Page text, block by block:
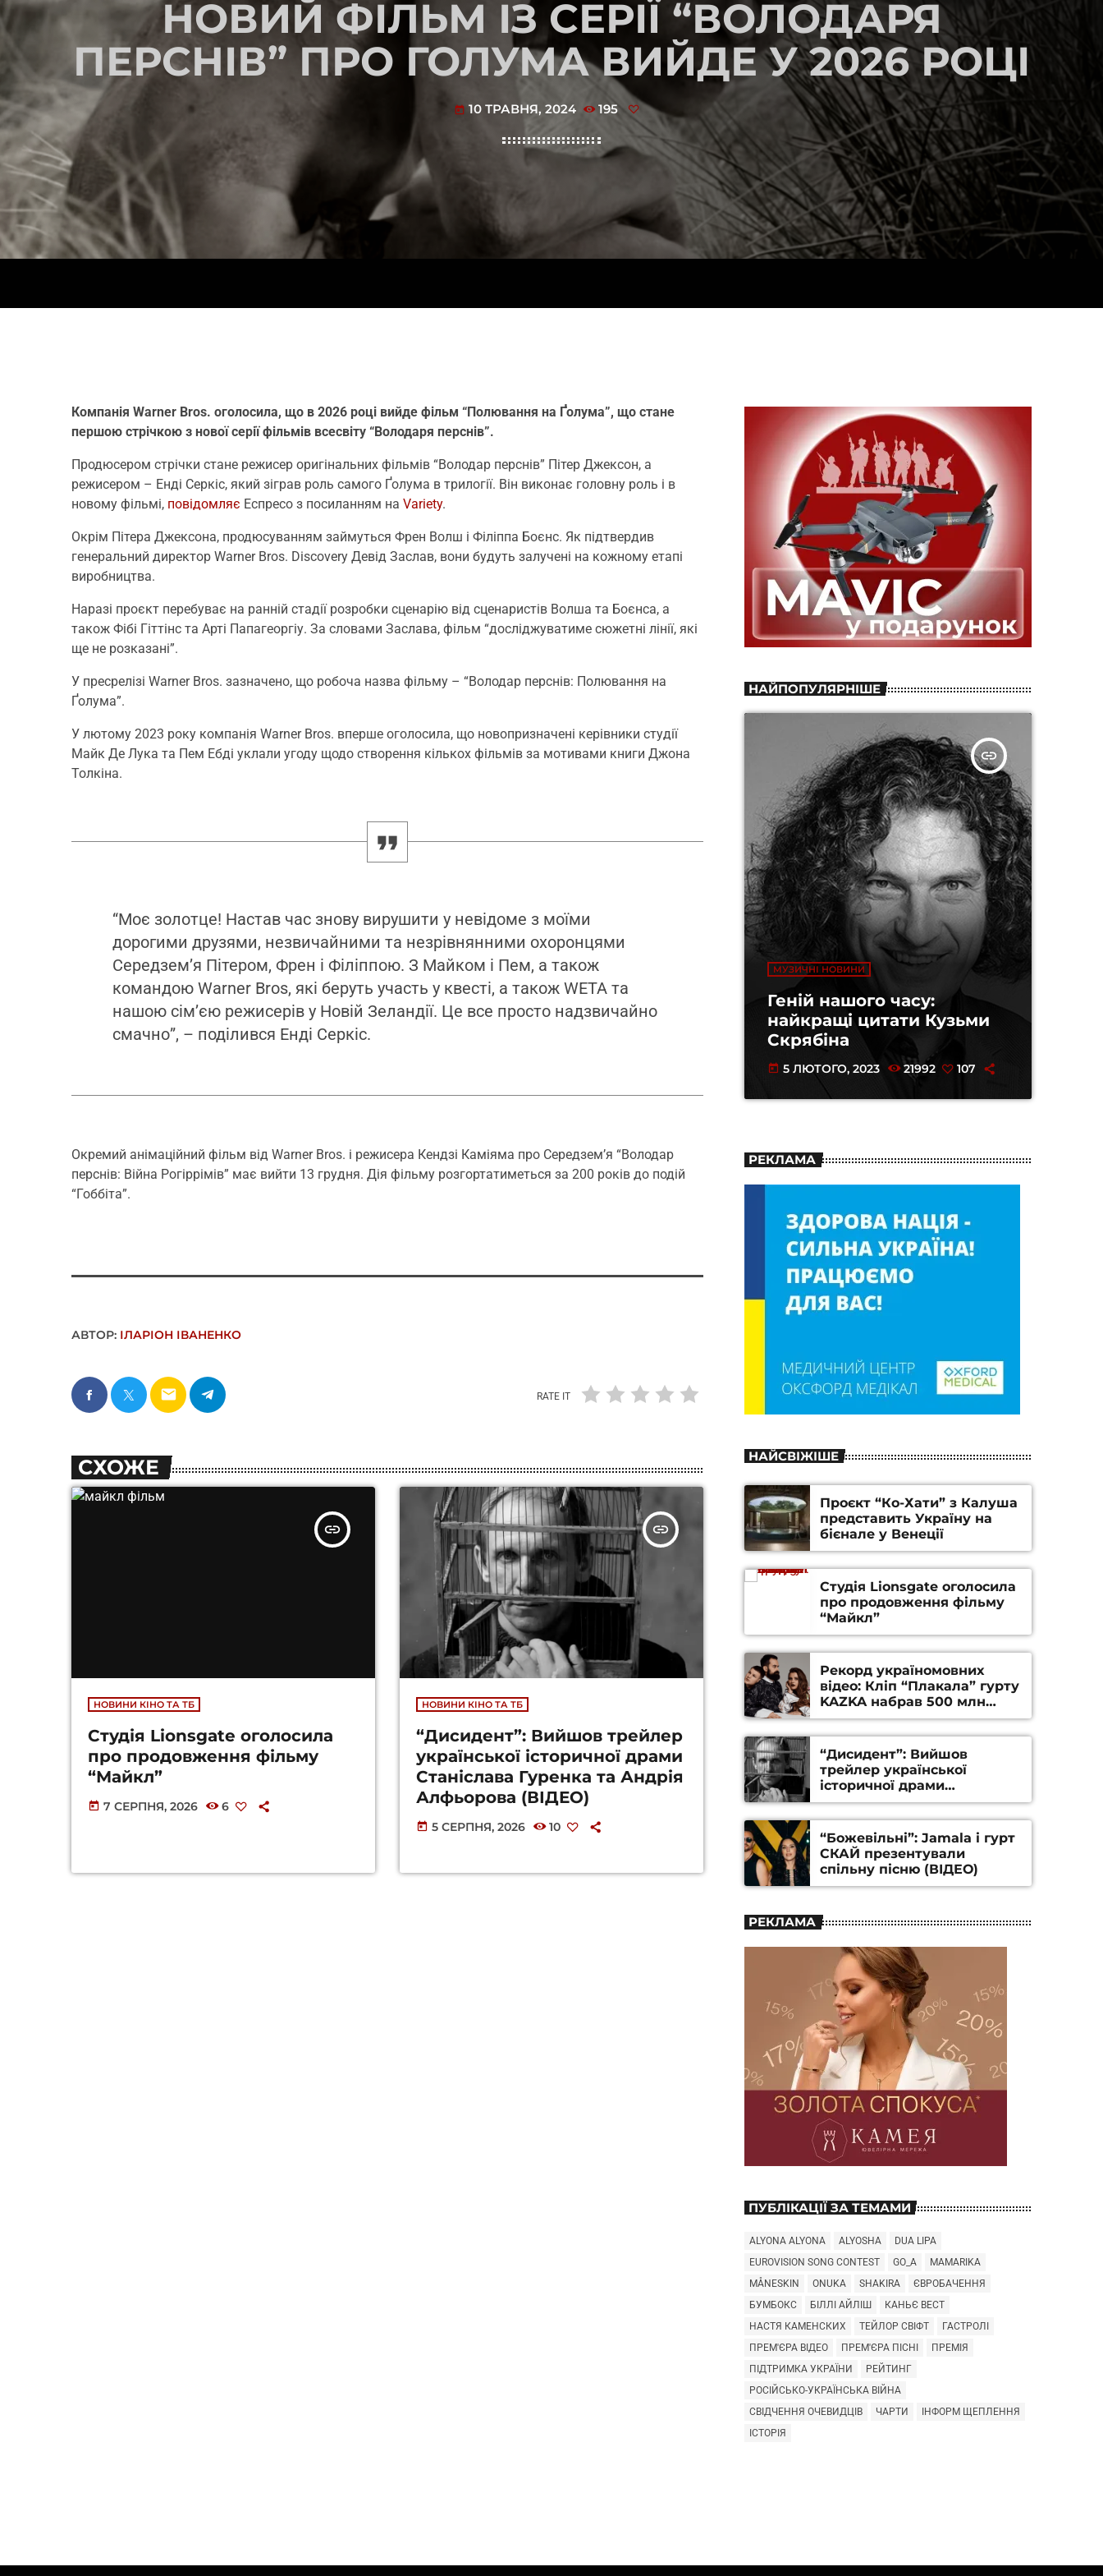
НОВИЙ ФІЛЬМ ІЗ СЕРІЇ “ВОЛОДАРЯ
ПЕРСНІВ” ПРО ГОЛУМА ВИЙДЕ У 2026 РОЦІ
today 10 ТРАВНЯ, 2024 195
Компанія Warner Bros. оголосила, що в 2026 році вийде фільм “Полювання на Ґолума”, що стане
першою стрічкою з нової серії фільмів всесвіту “Володаря перснів”.
Продюсером стрічки стане режисер оригінальних фільмів “Володар перснів” Пітер Джексон, а
режисером – Енді Серкіс, який зіграв роль самого Ґолума в трилогії. Він виконає головну роль і в
новому фільмі, повідомляє Еспресо з посиланням на Variety.
Окрім Пітера Джексона, продюсуванням займуться Френ Волш і Філіппа Боєнс. Як підтвердив
генеральний директор Warner Bros. Discovery Девід Заслав, вони будуть залучені на кожному етапі
виробництва.
Наразі проєкт перебуває на ранній стадії розробки сценарію від сценаристів Волша та Боєнса, а
також Фібі Гіттінс та Арті Папагеоргіу. За словами Заслава, фільм “досліджуватиме сюжетні лінії, які
ще не розказані”.
У пресрелізі Warner Bros. зазначено, що робоча назва фільму – “Володар перснів: Полювання на
Ґолума”.
У лютому 2023 року компанія Warner Bros. вперше оголосила, що новопризначені керівники студії
Майк Де Лука та Пем Ебді уклали угоду щодо створення кількох фільмів за мотивами книги Джона
Толкіна.
“Моє золотце! Настав час знову вирушити у невідоме з моїми
дорогими друзями, незвичайними та незрівнянними охоронцями
Середзем’я Пітером, Френ і Філіппою. З Майком і Пем, а також
командою Warner Bros, які беруть участь у квесті, а також WETA та
нашою сім’єю режисерів у Новій Зеландії. Це все просто надзвичайно
смачно”, – поділився Енді Серкіс.
Окремий анімаційний фільм від Warner Bros. і режисера Кендзі Каміяма про Середзем’я “Володар
перснів: Війна Рогіррімів” має вийти 13 грудня. Дія фільму розгортатиметься за 200 років до подій
“Гоббіта”.
АВТОР: ІЛАРІОН ІВАНЕНКО
email RATE IT
СХОЖЕ
insert_link
НОВИНИ КІНО ТА ТБ
Студія Lionsgate оголосила
про продовження фільму
“Майкл”
today 7 СЕРПНЯ, 2026 6
insert_link
НОВИНИ КІНО ТА ТБ
“Дисидент”: Вийшов трейлер
української історичної драми
Станіслава Гуренка та Андрія
Алфьорова (ВІДЕО)
today 5 СЕРПНЯ, 2026 10
НАЙПОПУЛЯРНІШЕ
insert_link
МУЗИЧНІ НОВИНИ
Геній нашого часу:
найкращі цитати Кузьми
Скрябіна
today 5 ЛЮТОГО, 2023 21992 107
РЕКЛАМА
НАЙСВІЖІШЕ
Проєкт “Ко-Хати” з Калуша
представить Україну на
бієнале у Венеції
Студія Lionsgate оголосила
про продовження фільму
“Майкл”
Рекорд україномовних
відео: Кліп “Плакала” гурту
KAZKA набрав 500 млн
переглядів на YouTube
“Дисидент”: Вийшов
трейлер української
історичної драми
Станіслава Гуренка та
Андрія Алфьорова (ВІДЕО)
“Божевільні”: Jamala і гурт
СКАЙ презентували
спільну пісню (ВІДЕО)
РЕКЛАМА
ПУБЛІКАЦІЇ ЗА ТЕМАМИ
ALYONA ALYONA ALYOSHA
DUA LIPA
EUROVISION SONG CONTEST
GO_A
MAMARIKA
MÅNESKIN
ONUKA SHAKIRA
ЄВРОБАЧЕННЯ
БУМБОКС
БІЛЛІ АЙЛІШ
КАНЬЄ ВЕСТ
НАСТЯ КАМЕНСКИХ
ТЕЙЛОР СВІФТ
ГАСТРОЛІ
ПРЕМ'ЄРА ВІДЕО
ПРЕМ'ЄРА ПІСНІ
ПРЕМІЯ
ПІДТРИМКА УКРАЇНИ
РЕЙТИНГ
РОСІЙСЬКО-УКРАЇНСЬКА ВІЙНА
СВІДЧЕННЯ ОЧЕВИДЦІВ
ЧАРТИ
ІНФОРМ ЩЕПЛЕННЯ
ІСТОРІЯ